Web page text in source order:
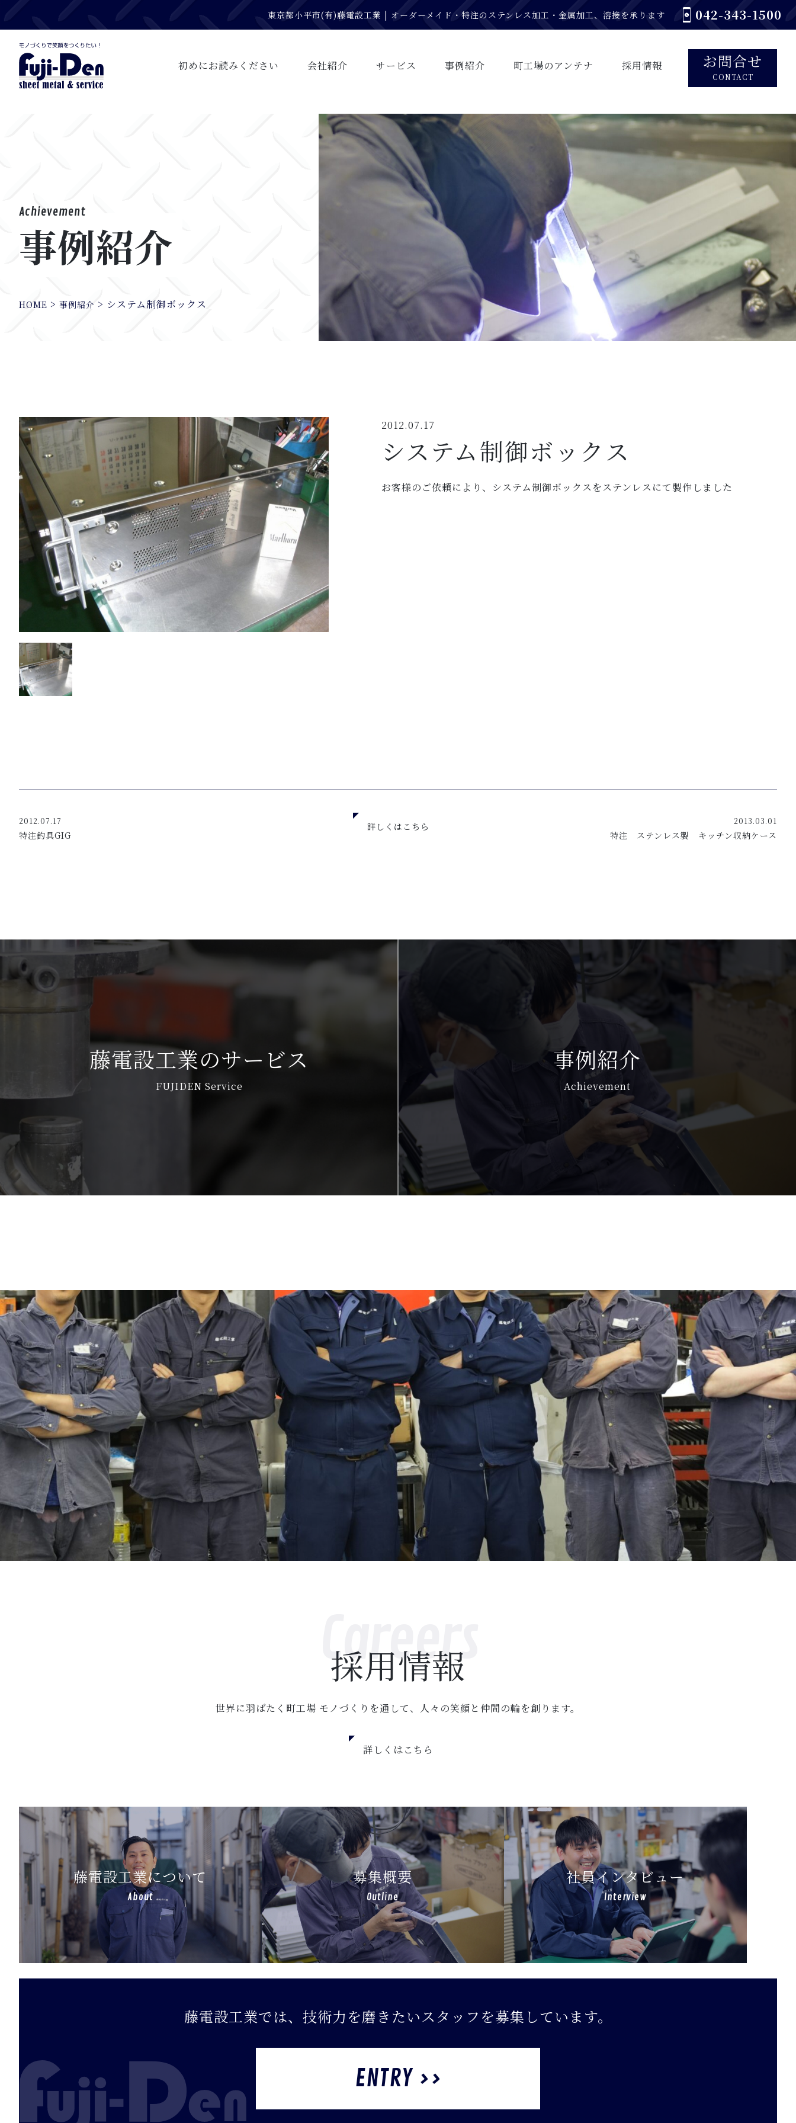
Achievement
事例紹介
HOME > 事例紹介 > システム制御ボックス
東京都小平市(有)藤電設工業 | オーダーメイド・特注のステンレス加工・金属加工、溶接を承ります 042-343-1500
初めにお読みください 会社紹介 サービス 事例紹介 町工場のアンテナ 採用情報 お問合せ
CONTACT
2012.07.17
システム制御ボックス
お客様のご依頼により、システム制御ボックスをステンレスにて製作しました
2012.07.17
特注釣具GIG
詳しくはこちら 2013.03.01
特注 ステンレス製 キッチン収納ケース
藤電設工業のサービス
FUJIDEN Service
事例紹介
Achievement
Careers
採用情報
世界に羽ばたく町工場 モノづくりを通して、人々の笑顔と仲間の輪を創ります。
詳しくはこちら
藤電設工業について
About
募集概要
Outline
社員インタビュー
Interview
藤電設工業では、技術力を磨きたいスタッフを募集しています。
ENTRY >>